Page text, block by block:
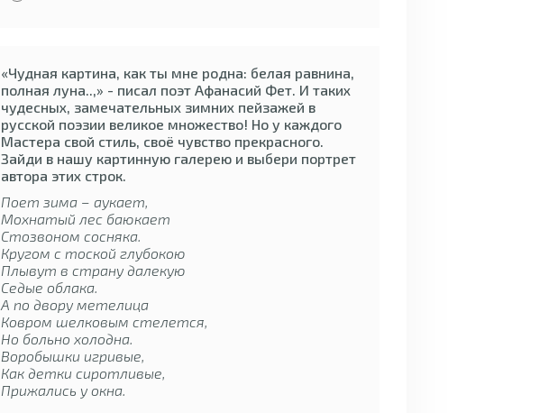
«Чудная картина, как ты мне родна: белая равнина,
полная луна..,» - писал поэт Афанасий Фет. И таких
чудесных, замечательных зимних пейзажей в
русской поэзии великое множество! Но у каждого
Мастера свой стиль, своё чувство прекрасного.
Зайди в нашу картинную галерею и выбери портрет
автора этих строк.
Поет зима – аукает,
Мохнатый лес баюкает
Стозвоном сосняка.
Кругом с тоской глубокою
Плывут в страну далекую
Седые облака.
А по двору метелица
Ковром шелковым стелется,
Но больно холодна.
Воробышки игривые,
Как детки сиротливые,
Прижались у окна.